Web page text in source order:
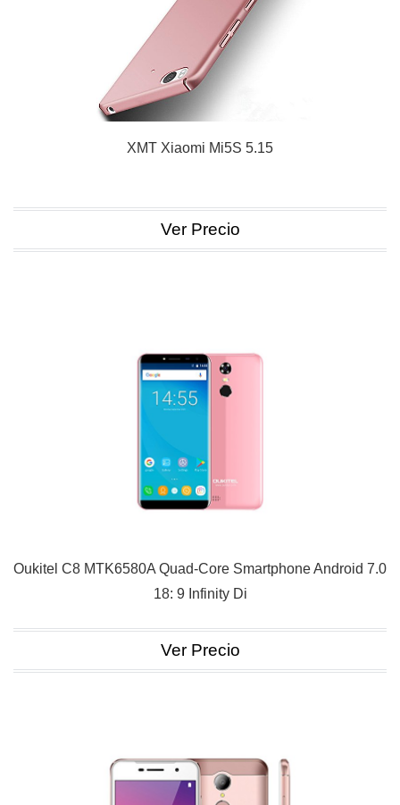
XMT Xiaomi Mi5S 5.15
Ver Precio
Oukitel C8 MTK6580A Quad-Core Smartphone Android 7.0
18: 9 Infinity Di
Ver Precio